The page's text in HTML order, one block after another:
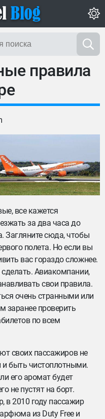
правила
все кажется
за два часа до
Загляните сюда, чтобы
полета. Но если вы
вас гораздо сложнее.
Авиакомпании,
свои правила.
очень странными или
заранее проверить
по всем
своих пассажиров не
быть чистоплотными.
его аромат будет
не пустят на борт.
в 2010 году пассажир
из Duty Free и